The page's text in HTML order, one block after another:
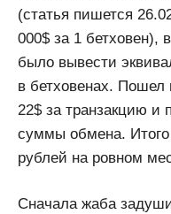
(статья пишется
000$ за 1 бетховен),
было вывести
в бетховенах.
22$ за транзакцию и
суммы обмена.
рублей на ровном
Сначала жаба